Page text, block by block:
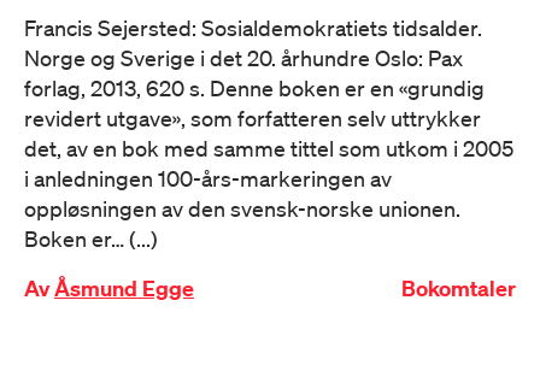
Francis Sejersted: Sosialdemokratiets tidsalder.
Norge og Sverige i det 20. århundre Oslo: Pax
forlag, 2013, 620 s. Denne boken er en «grundig
revidert utgave», som forfatteren selv uttrykker
det, av en bok med samme tittel som utkom i 2005
i anledningen 100-års-markeringen av
oppløsningen av den svensk-norske unionen.
Boken er… (...)
AvÅsmund Egge Bokomtaler